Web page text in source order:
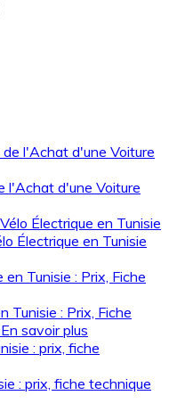
l'Achat d'une Voiture
Électrique en Tunisie
Tunisie : Prix, Fiche
En savoir plus
: prix, fiche technique